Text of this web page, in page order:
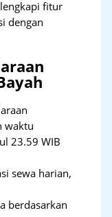
fitur
dengan
waktu
23.59 WIB
sewa harian,
berdasarkan